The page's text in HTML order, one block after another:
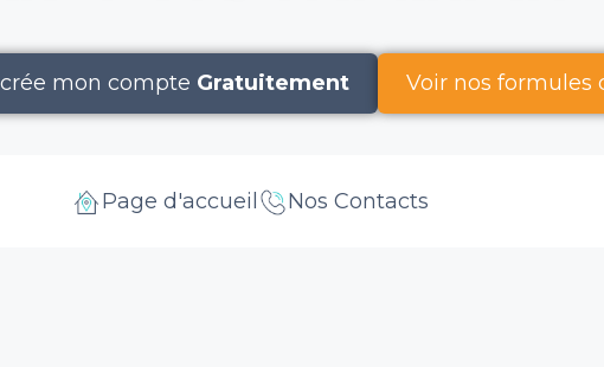
mon compte Gratuitement Voir nos
Page d'accueil Nos Contacts